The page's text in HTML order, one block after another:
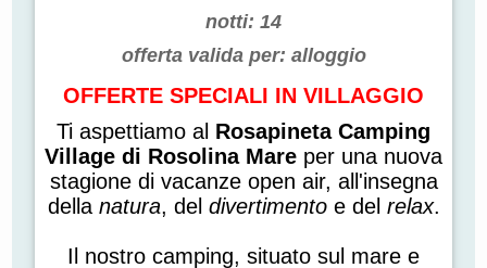
notti: 14
offerta valida per: alloggio
OFFERTE SPECIALI IN VILLAGGIO
Ti aspettiamo al Rosapineta Camping
Village di Rosolina Mare per una nuova
stagione di vacanze open air, all'insegna
della natura, del divertimentoe del relax.
Il nostro camping, situato sul mare e